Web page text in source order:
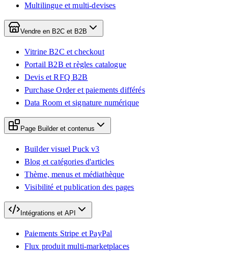
Multilingue et multi-devises
Vendre en B2C et B2B
Vitrine B2C et checkout
Portail B2B et règles catalogue
Devis et RFQ B2B
Purchase Order et paiements différés
Data Room et signature numérique
Page Builder et contenus
Builder visuel Puck v3
Blog et catégories d'articles
Thème, menus et médiathèque
Visibilité et publication des pages
Intégrations et API
Paiements Stripe et PayPal
Flux produit multi-marketplaces